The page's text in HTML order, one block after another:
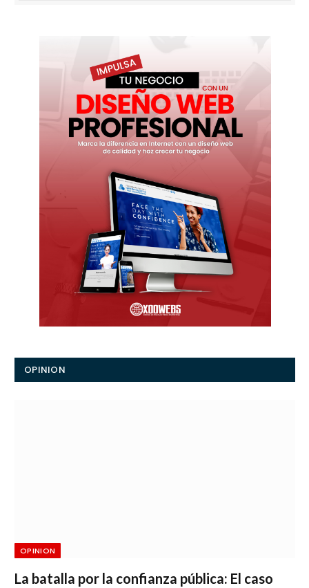
OPINION
OPINION
La batalla por la confianza pública: El caso